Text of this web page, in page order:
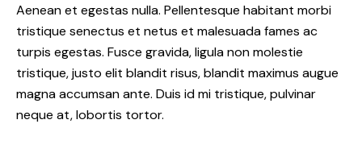
Aenean et egestas nulla. Pellentesque habitant morbi
tristique senectus et netus et malesuada fames ac
turpis egestas. Fusce gravida, ligula non molestie
tristique, justo elit blandit risus, blandit maximus augue
magna accumsan ante. Duis id mi tristique, pulvinar
neque at, lobortis tortor.